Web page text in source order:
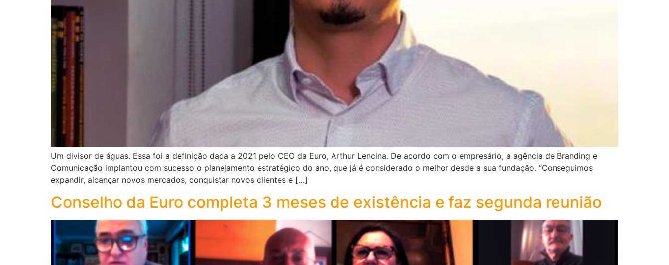
Um divisor de águas. Essa foi a definição dada a 2021 pelo CEO da Euro, Arthur Lencina. De acordo com o empresário, a agência de Branding e
Comunicação implantou com sucesso o planejamento estratégico do ano, que já é considerado o melhor desde a sua fundação. “Conseguimos
expandir, alcançar novos mercados, conquistar novos clientes e […]
Conselho da Euro completa 3 meses de existência e faz segunda reunião